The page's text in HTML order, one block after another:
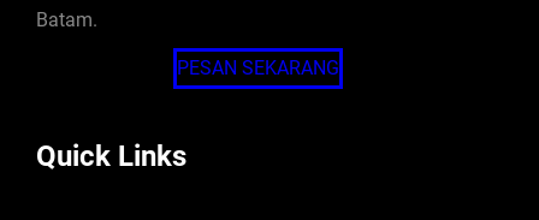
Batam.
PESAN SEKARANG
Quick Links